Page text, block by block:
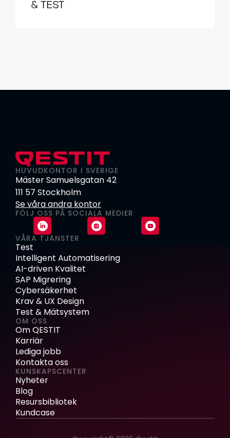
& TEST
HUVUDKONTOR I SVERIGE
Mäster Samuelsgatan 42
111 57 Stockholm
Se våra andra kontor
FÖLJ OSS PÅ SOCIALA MEDIER
VÅRA TJÄNSTER
Test
Intelligent Automatisering
AI-driven Kvalitet
SAP Migrering
Cybersäkerhet
Krav & UX Design
Test & Mätsystem
OM OSS
Om QESTIT
Karriär
Lediga jobb
Kontakta oss
KUNSKAPSCENTER
Nyheter
Blog
Resursbibliotek
Kundcase